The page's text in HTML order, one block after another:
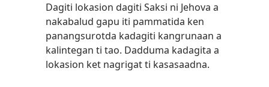
Dagiti lokasion dagiti Saksi ni Jehova a
nakabalud gapu iti pammatida ken
panangsurotda kadagiti kangrunaan a
kalintegan ti tao. Dadduma kadagita a
lokasion ket nagrigat ti kasasaadna.